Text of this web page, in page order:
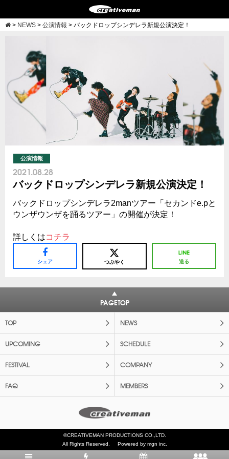
> NEWS > 公演情報 > バックドロップシンデレラ新規公演決定！
公演情報
2021.08.28
バックドロップシンデレラ新規公演決定！
バックドロップシンデレラ2manツアー「セカンドe.pと
ウンザウンザを踊るツアー」の開催が決定！
詳しくはコチラ
シェア つぶやく 送る
PAGETOP
TOP NEWS
UPCOMING SCHEDULE
FESTIVAL COMPANY
FAQ MEMBERS
©CREATIVEMAN PRODUCTIONS CO.,LTD.
All Rights Reserved.
Powered by mgn inc.